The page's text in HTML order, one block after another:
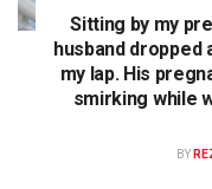
Sitting by my
husband
my lap. His
smirking while
BY